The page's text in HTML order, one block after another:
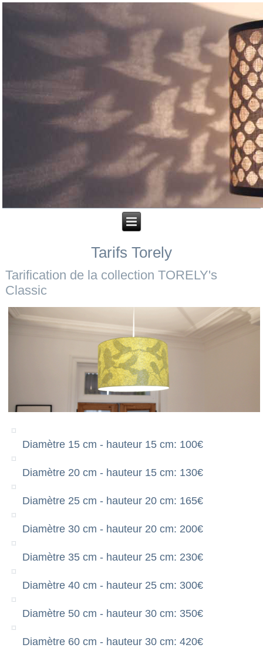
Tarifs Torely
Tarification de la collection TORELY's
Classic
Diamètre 15 cm - hauteur 15 cm: 100€
Diamètre 20 cm - hauteur 15 cm: 130€
Diamètre 25 cm - hauteur 20 cm: 165€
Diamètre 30 cm - hauteur 20 cm: 200€
Diamètre 35 cm - hauteur 25 cm: 230€
Diamètre 40 cm - hauteur 25 cm: 300€
Diamètre 50 cm - hauteur 30 cm: 350€
Diamètre 60 cm - hauteur 30 cm: 420€